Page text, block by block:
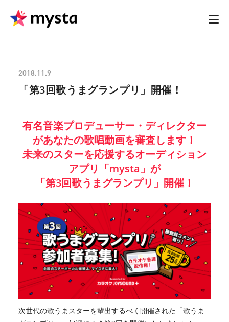
2018.11.9
「第3回歌うまグランプリ」開催！
有名音楽プロデューサー・ディレクター
があなたの歌唱動画を審査します！
未来のスターを応援するオーディション
アプリ「mysta」が
「第3回歌うまグランプリ」開催！
次世代の歌うまスターを輩出するべく開催された「歌うま